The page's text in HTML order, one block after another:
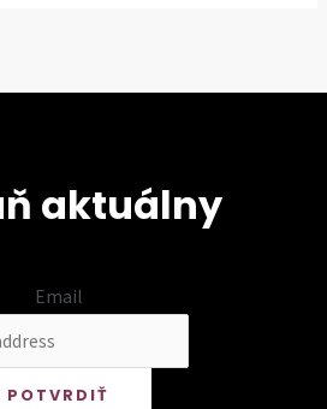
aktuálny
Email
POTVRDIŤ